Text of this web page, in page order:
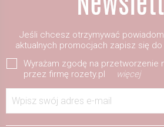
Jeśli chcesz otrzymywać
aktualnych promocjach zapisz się
Wyrażam zgodę na przetworzenie
przez firmę rozety.pl
więcej
Wpisz swój adres e-mail